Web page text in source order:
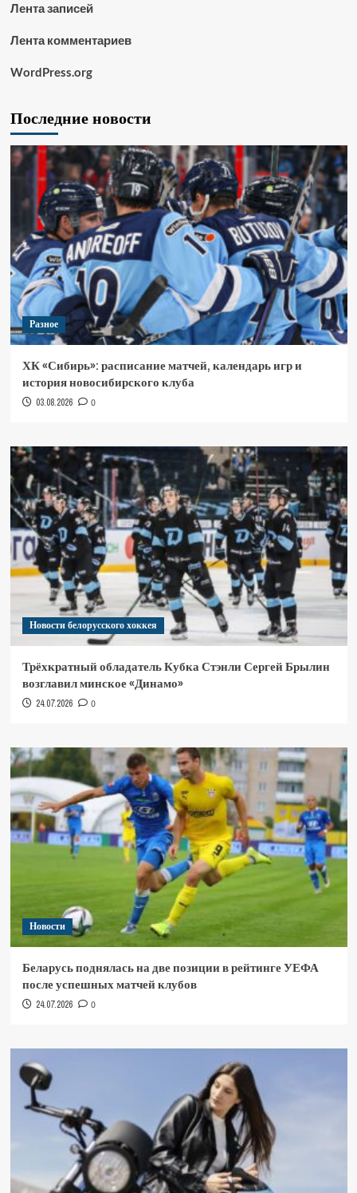
Лента записей
Лента комментариев
WordPress.org
Последние новости
Разное
ХК «Сибирь»: расписание матчей, календарь игр и
история новосибирского клуба
03.08.2026 0
Новости белорусского хоккея
Трёхкратный обладатель Кубка Стэнли Сергей Брылин
возглавил минское «Динамо»
24.07.2026 0
Новости
Беларусь поднялась на две позиции в рейтинге УЕФА
после успешных матчей клубов
24.07.2026 0